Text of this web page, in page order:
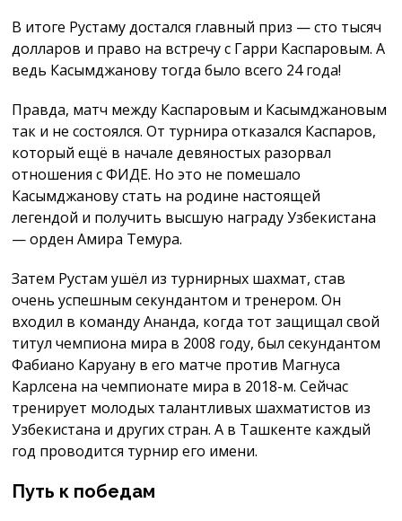
В итоге Рустаму достался главный приз — сто тысяч
долларов и право на встречу с Гарри Каспаровым. А
ведь Касымджанову тогда было всего 24 года!
Правда, матч между Каспаровым и Касымджановым
так и не состоялся. От турнира отказался Каспаров,
который ещё в начале девяностых разорвал
отношения с ФИДЕ. Но это не помешало
Касымджанову стать на родине настоящей
легендой и получить высшую награду Узбекистана
— орден Амира Темура.
Затем Рустам ушёл из турнирных шахмат, став
очень успешным секундантом и тренером. Он
входил в команду Ананда, когда тот защищал свой
титул чемпиона мира в 2008 году, был секундантом
Фабиано Каруану в его матче против Магнуса
Карлсена на чемпионате мира в 2018-м. Сейчас
тренирует молодых талантливых шахматистов из
Узбекистана и других стран. А в Ташкенте каждый
год проводится турнир его имени.
Путь к победам